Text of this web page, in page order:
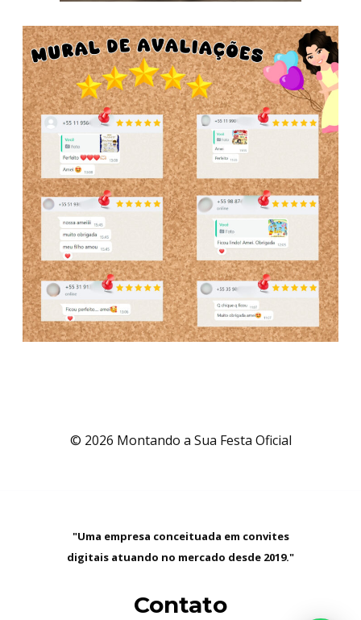
© 2026 Montando a Sua Festa Oficial
"Uma empresa conceituada em convites
digitais atuando no mercado desde 2019."
Contato